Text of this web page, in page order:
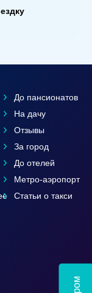
До пансионатов
На дачу
Отзывы
За город
До отелей
Метро-аэропорт
Статьи о такси